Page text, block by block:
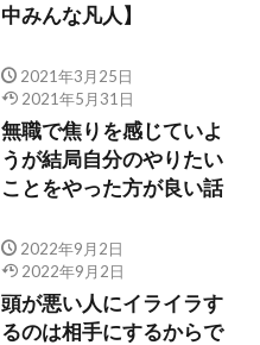
中みんな凡人】
2021年3月25日
2021年5月31日
無職で焦りを感じていよ
うが結局自分のやりたい
ことをやった方が良い話
2022年9月2日
2022年9月2日
頭が悪い人にイライラす
るのは相手にするからで